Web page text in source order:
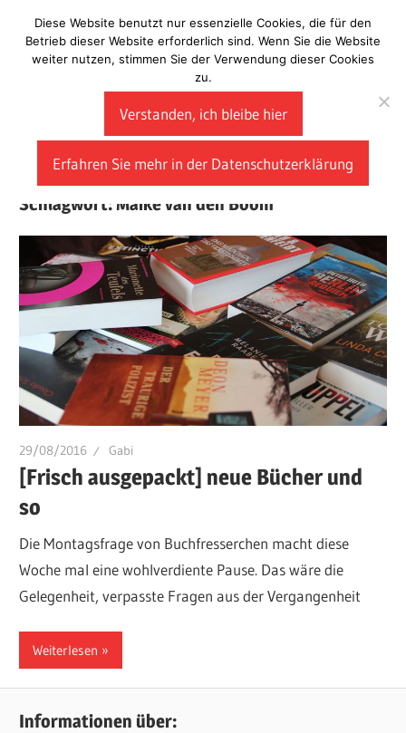
Inhalt
springen
Laberladen
Schlagwort:Maike van den Boom
29/08/2016 Gabi
[Frisch ausgepackt] neue Bücher und
so
Die Montagsfrage von Buchfresserchen macht diese
Woche mal eine wohlverdiente Pause. Das wäre die
Gelegenheit, verpasste Fragen aus der Vergangenheit
Weiterlesen
Informationen über:
Diese Website benutzt nur essenzielle Cookies, die für den
Betrieb dieser Website erforderlich sind. Wenn Sie die Website
weiter nutzen, stimmen Sie der Verwendung dieser Cookies
zu.
Verstanden, ich bleibe hier
Erfahren Sie mehr in der Datenschutzerklärung